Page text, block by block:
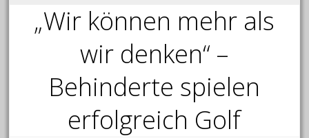
„Wir können mehr als
wir denken“ –
Behinderte spielen
erfolgreich Golf